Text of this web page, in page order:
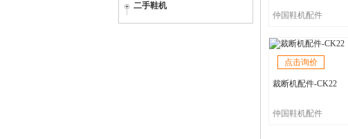
二手鞋机
仲国鞋机配件
点击询价
裁断机配件-CK22
仲国鞋机配件